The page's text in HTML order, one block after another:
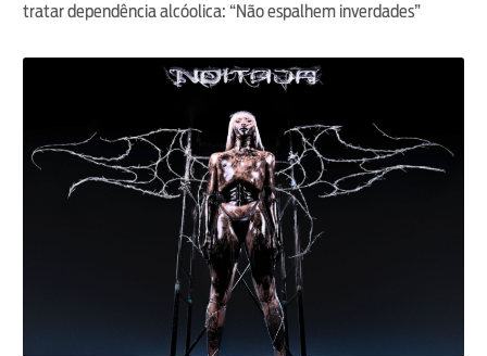
tratar dependência alcóolica: “Não espalhem inverdades”